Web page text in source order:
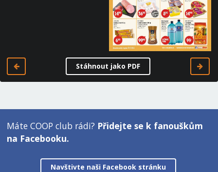
Stáhnout jako PDF
Máte COOP club rádi? Přidejte se k fanouškům
na Facebooku.
Navštivte naši Facebook stránku